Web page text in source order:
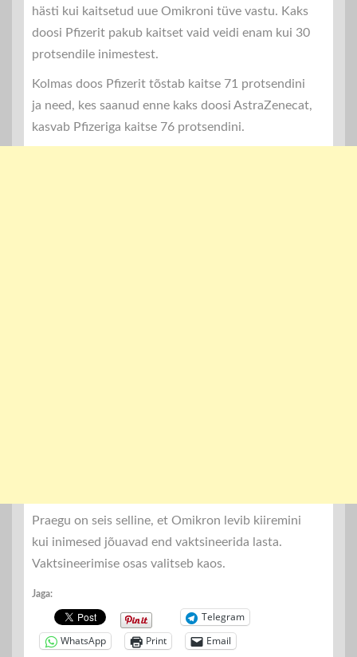
hästi kui kaitsetud uue Omikroni tüve vastu. Kaks
doosi Pfizerit pakub kaitset vaid veidi enam kui 30
protsendile inimestest.
Kolmas doos Pfizerit tõstab kaitse 71 protsendini
ja need, kes saanud enne kaks doosi AstraZenecat,
kasvab Pfizeriga kaitse 76 protsendini.
Praegu on seis selline, et Omikron levib kiiremini
kui inimesed jõuavad end vaktsineerida lasta.
Vaktsineerimise osas valitseb kaos.
Jaga:
Telegram
WhatsApp
Print Email